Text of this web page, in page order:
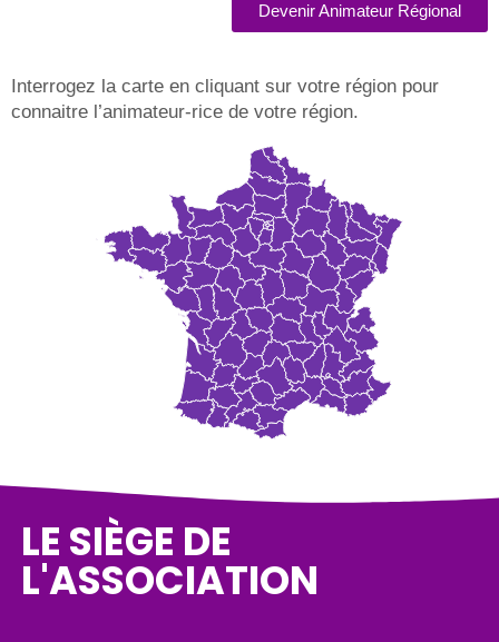
Devenir Animateur Régional
Interrogez la carte en cliquant sur votre région pour
connaitre l’animateur-rice de votre région.
LE SIÈGE DE
L'ASSOCIATION